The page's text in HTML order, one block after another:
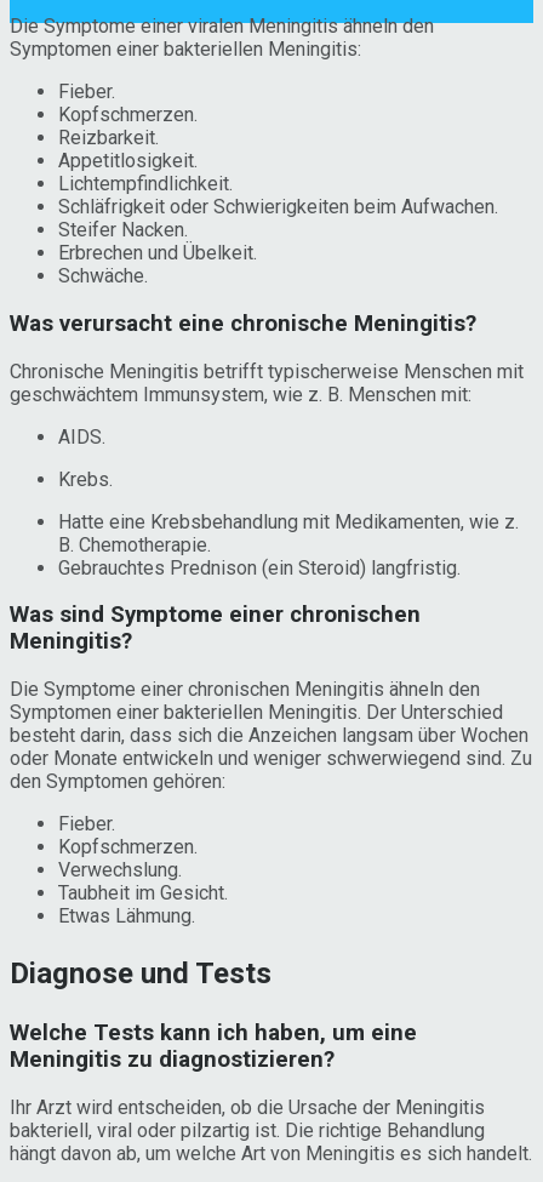
Die Symptome einer viralen Meningitis ähneln den
Symptomen einer bakteriellen Meningitis:
Fieber.
Kopfschmerzen.
Reizbarkeit.
Appetitlosigkeit.
Lichtempfindlichkeit.
Schläfrigkeit oder Schwierigkeiten beim Aufwachen.
Steifer Nacken.
Erbrechen und Übelkeit.
Schwäche.
Was verursacht eine chronische Meningitis?
Chronische Meningitis betrifft typischerweise Menschen mit
geschwächtem Immunsystem, wie z. B. Menschen mit:
AIDS.
Krebs.
Hatte eine Krebsbehandlung mit Medikamenten, wie z.
B. Chemotherapie.
Gebrauchtes Prednison (ein Steroid) langfristig.
Was sind Symptome einer chronischen
Meningitis?
Die Symptome einer chronischen Meningitis ähneln den
Symptomen einer bakteriellen Meningitis. Der Unterschied
besteht darin, dass sich die Anzeichen langsam über Wochen
oder Monate entwickeln und weniger schwerwiegend sind. Zu
den Symptomen gehören:
Fieber.
Kopfschmerzen.
Verwechslung.
Taubheit im Gesicht.
Etwas Lähmung.
Diagnose und Tests
Welche Tests kann ich haben, um eine
Meningitis zu diagnostizieren?
Ihr Arzt wird entscheiden, ob die Ursache der Meningitis
bakteriell, viral oder pilzartig ist. Die richtige Behandlung
hängt davon ab, um welche Art von Meningitis es sich handelt.